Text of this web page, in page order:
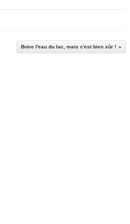
Boire l'eau du lac, mais c'est bien sûr !